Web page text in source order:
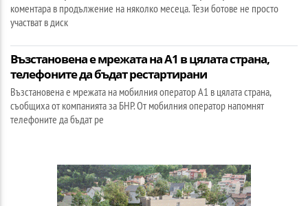
коментара в продължение на няколко месеца. Тези ботове не просто
участват в диск
Възстановена е мрежата на А1 в цялата страна,
телефоните да бъдат рестартирани
Възстановена е мрежата на мобилния оператор А1 в цялата страна,
съобщиха от компанията за БНР. От мобилния оператор напомнят
телефоните да бъдат ре